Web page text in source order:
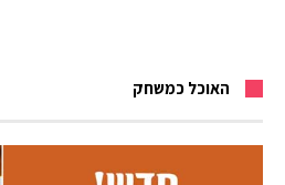
האוכל כמשחק